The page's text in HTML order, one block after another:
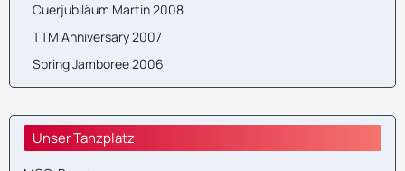
Cuerjubiläum Martin 2008
TTM Anniversary 2007
Spring Jamboree 2006
Unser Tanzplatz